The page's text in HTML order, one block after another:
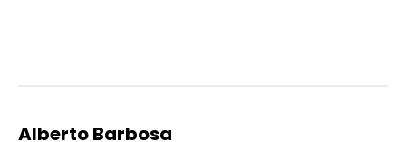
Alberto Barbosa